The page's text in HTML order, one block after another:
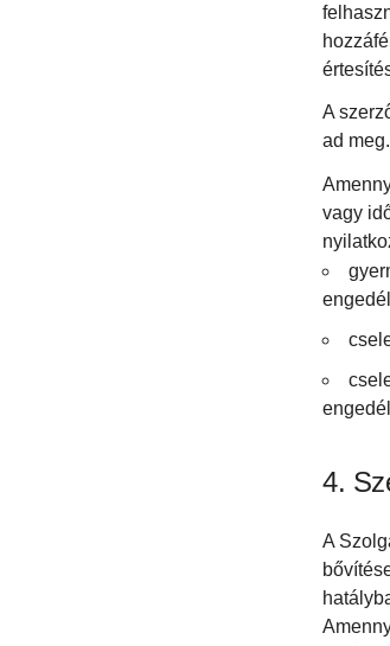
A
ad meg.
vagy
A